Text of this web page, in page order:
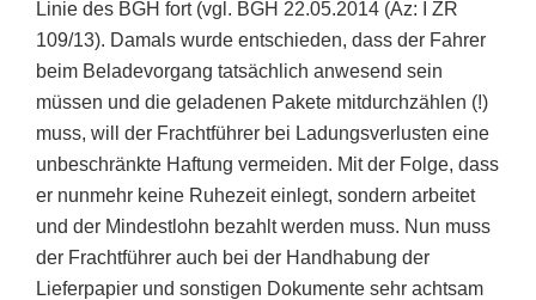
Linie des BGH fort (vgl. BGH 22.05.2014 (Az: I ZR
109/13). Damals wurde entschieden, dass der Fahrer
beim Beladevorgang tatsächlich anwesend sein
müssen und die geladenen Pakete mitdurchzählen (!)
muss, will der Frachtführer bei Ladungsverlusten eine
unbeschränkte Haftung vermeiden. Mit der Folge, dass
er nunmehr keine Ruhezeit einlegt, sondern arbeitet
und der Mindestlohn bezahlt werden muss. Nun muss
der Frachtführer auch bei der Handhabung der
Lieferpapier und sonstigen Dokumente sehr achtsam